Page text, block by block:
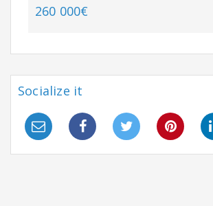
260 000€
Socialize it